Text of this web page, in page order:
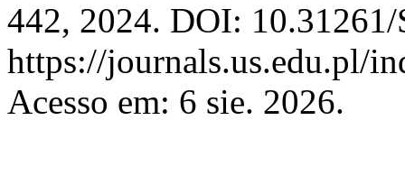
442, 2024. DOI:
https://journals.us.edu.pl/
Acesso em: 6 sie. 2026.